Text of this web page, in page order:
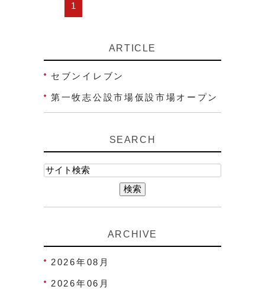
1
ARTICLE
セブンイレブン
第一牧志公設市場仮設市場オープン
SEARCH
ARCHIVE
2026年08月
2026年06月